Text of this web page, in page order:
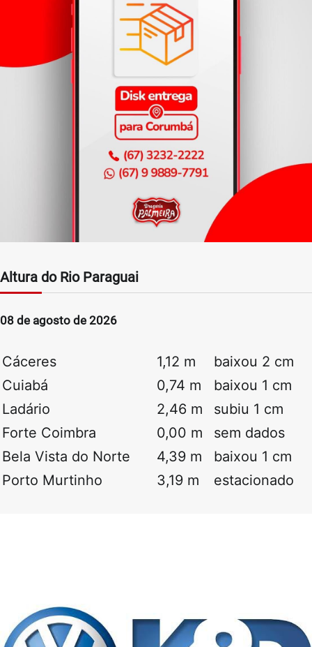
Altura do Rio Paraguai
08 de agosto de 2026
Cáceres 1,12 m
baixou 2 cm
Cuiabá
0,74 m
baixou 1 cm
Ladário
2,46 m
subiu 1 cm
Forte Coimbra
0,00 m
sem dados
Bela Vista do Norte
4,39 m
baixou 1 cm
Porto Murtinho
3,19 m estacionado